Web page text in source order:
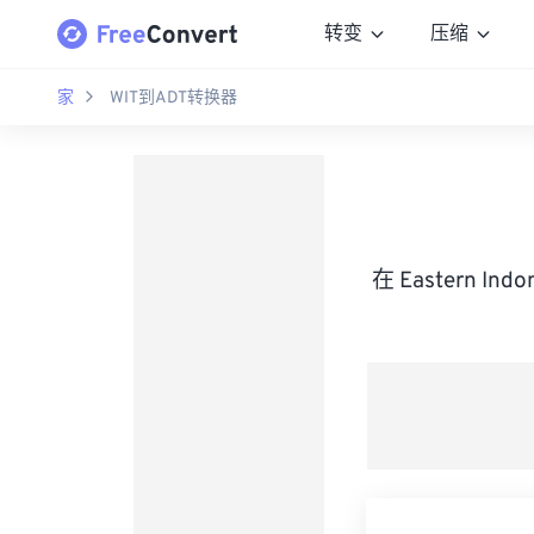
转变 压缩
家 WIT到ADT转换器
在 Eastern